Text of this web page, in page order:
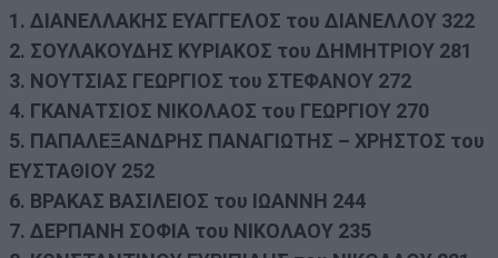
1. ΔΙΑΝΕΛΛΑΚΗΣ ΕΥΑΓΓΕΛΟΣ του ΔΙΑΝΕΛΛΟΥ 322
2. ΣΟΥΛΑΚΟΥΔΗΣ ΚΥΡΙΑΚΟΣ του ΔΗΜΗΤΡΙΟΥ 281
3. ΝΟΥΤΣΙΑΣ ΓΕΩΡΓΙΟΣ του ΣΤΕΦΑΝΟΥ 272
4. ΓΚΑΝΑΤΣΙΟΣ ΝΙΚΟΛΑΟΣ του ΓΕΩΡΓΙΟΥ 270
5. ΠΑΠΑΛΕΞΑΝΔΡΗΣ ΠΑΝΑΓΙΩΤΗΣ – ΧΡΗΣΤΟΣ του
ΕΥΣΤΑΘΙΟΥ 252
6. ΒΡΑΚΑΣ ΒΑΣΙΛΕΙΟΣ του ΙΩΑΝΝΗ 244
7. ΔΕΡΠΑΝΗ ΣΟΦΙΑ του ΝΙΚΟΛΑΟΥ 235